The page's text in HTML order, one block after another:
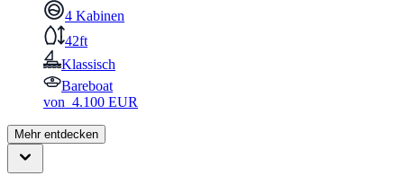
4 Kabinen
42ft
Klassisch
Bareboat
von 4.100 EUR
Mehr entdecken